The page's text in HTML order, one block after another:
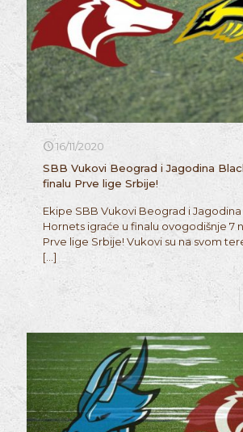
16/11/2020
SBB Vukovi Beograd i Jagodina
finalu Prve lige Srbije!
Ekipe SBB Vukovi Beograd i
Hornets igraće u finalu ovogodišnje 7
Prve lige Srbije! Vukovi su na svom
[…]